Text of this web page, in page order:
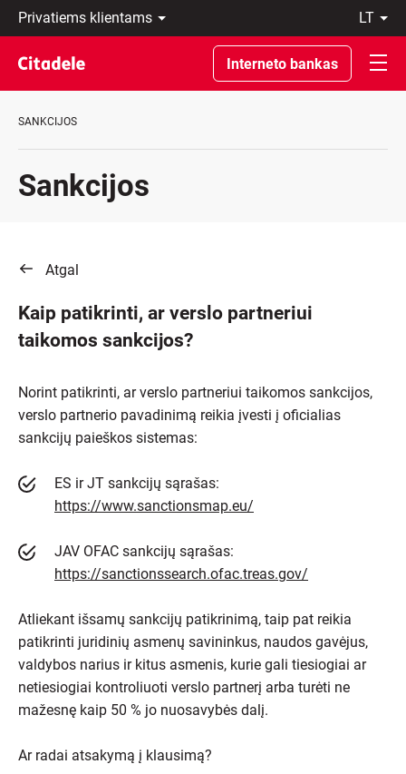
Privatiems
klientams
Verslo
klientams
Private
Apie
REWARDS
lt
LT
EN
Interneto bankas
SANKCIJOS
Sankcijos
Atgal
Kaip patikrinti, ar verslo partneriui
taikomos sankcijos?
Norint patikrinti, ar verslo partneriui taikomos sankcijos,
verslo partnerio pavadinimą reikia įvesti į oficialias
sankcijų paieškos sistemas:
ES ir JT sankcijų sąrašas:
https://www.sanctionsmap.eu/
JAV OFAC sankcijų sąrašas:
https://sanctionssearch.ofac.treas.gov/
Atliekant išsamų sankcijų patikrinimą, taip pat reikia
patikrinti juridinių asmenų savininkus, naudos gavėjus,
valdybos narius ir kitus asmenis, kurie gali tiesiogiai ar
netiesiogiai kontroliuoti verslo partnerį arba turėti ne
mažesnę kaip 50 % jo nuosavybės dalį.
Ar radai atsakymą į klausimą?